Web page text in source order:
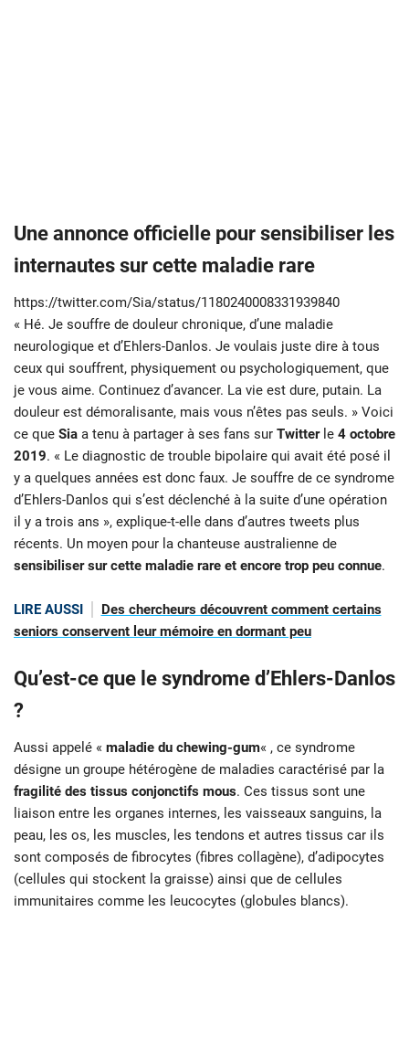
Une annonce officielle pour sensibiliser les
internautes sur cette maladie rare
https://twitter.com/Sia/status/1180240008331939840
« Hé. Je souffre de douleur chronique, d’une maladie
neurologique et d’Ehlers-Danlos. Je voulais juste dire à tous
ceux qui souffrent, physiquement ou psychologiquement, que
je vous aime. Continuez d’avancer. La vie est dure, putain. La
douleur est démoralisante, mais vous n’êtes pas seuls. » Voici
ce que Sia a tenu à partager à ses fans sur Twitterle 4 octobre
2019. « Le diagnostic de trouble bipolaire qui avait été posé il
y a quelques années est donc faux. Je souffre de ce syndrome
d’Ehlers-Danlos qui s’est déclenché à la suite d’une opération
il y a trois ans », explique-t-elle dans d’autres tweets plus
récents. Un moyen pour la chanteuse australienne de
sensibiliser sur cette maladie rare et encore trop peu connue.
LIRE AUSSI
Des chercheurs découvrent comment certains
seniors conservent leur mémoire en dormant peu
Qu’est-ce que le syndrome d’Ehlers-Danlos
?
Aussi appelé « maladie du chewing-gum« , ce syndrome
désigne un groupe hétérogène de maladies caractérisé par la
fragilité des tissus conjonctifs mous. Ces tissus sont une
liaison entre les organes internes, les vaisseaux sanguins, la
peau, les os, les muscles, les tendons et autres tissus car ils
sont composés de fibrocytes (fibres collagène), d’adipocytes
(cellules qui stockent la graisse) ainsi que de cellules
immunitaires comme les leucocytes (globules blancs).